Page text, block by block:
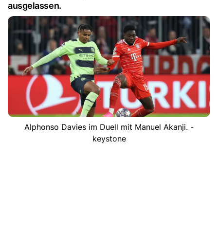
ausgelassen.
Alphonso Davies im Duell mit Manuel Akanji. -
keystone